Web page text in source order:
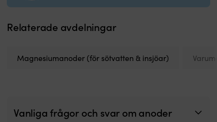
Relaterade avdelningar
Magnesiumanoder (för sötvatten & insjöar)
Vanliga frågor och svar om anoder